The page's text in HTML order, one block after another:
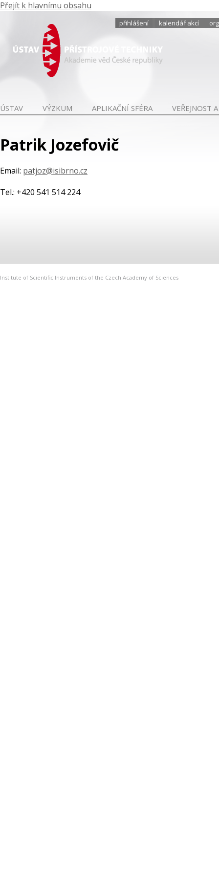
Přejít k hlavnímu obsahu
přihlášení kalendář akcí
ÚSTAV VÝZKUM APLIKAČNÍ SFÉRA VEŘEJNOST
Patrik Jozefovič
Email: patjoz@isibrno.cz
Tel.: +420 541 514 224
Institute of Scientific Instruments of the Czech Academy of Sciences